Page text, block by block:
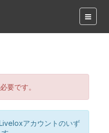
要です。
アカウントのいず